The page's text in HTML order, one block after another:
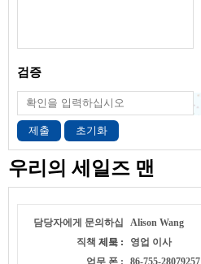
검증
제출 초기화
우리의 세일즈 맨
담당자에게 문의하십
시오 :
Alison Wang
직책 제목 :
영업 이사
업무 폰 :
86-755-28079257